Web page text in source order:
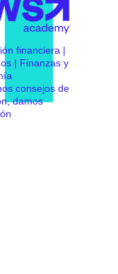
financiera |
| Finanzas y
consejos de
damos